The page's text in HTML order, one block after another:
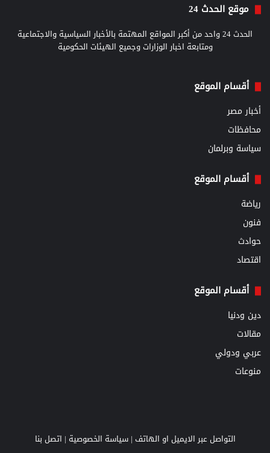
موقع الحدث 24
الحدث 24 واحد من أكبر المواقع المهتمة بالأخبار السياسية والاجتماعية
ومتابعة اخبار الوزارات وجميع الهيئات الحكومية
أقسام الموقع
أخبار مصر
محافظات
سياسة وبرلمان
أقسام الموقع
رياضة
فنون
حوادث
اقتصاد
أقسام الموقع
دين ودنيا
مقالات
عربي ودولي
منوعات
التواصل عبر الايميل او الهاتف |سياسة الخصوصية | اتصل بنا